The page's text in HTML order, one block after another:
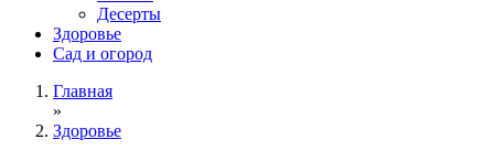
Десерты
Здоровье
Сад и огород
Главная
»
Здоровье